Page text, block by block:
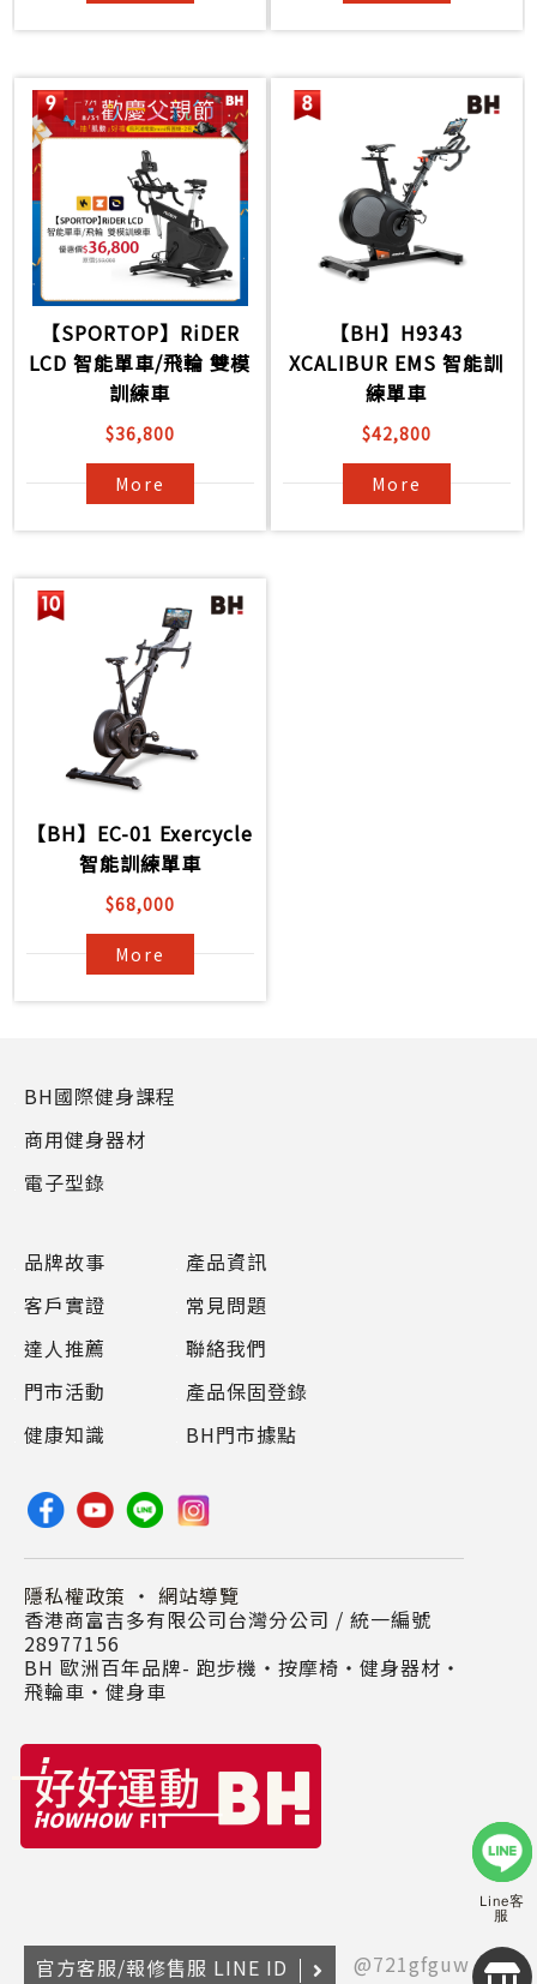
Line客
服
【SPORTOP】RiDER
LCD 智能單車/飛輪 雙模
訓練車
$36,800
More
【BH】H9343
XCALIBUR EMS 智能訓
練單車
$42,800
More
【BH】EC-01 Exercycle
智能訓練單車
$68,000
More
品牌故事
客戶實證
達人推薦
門市活動
健康知識
產品資訊
常見問題
聯絡我們
產品保固登錄
BH門市據點
BH國際健身課程
商用健身器材
電子型錄
隱私權政策 ・ 網站導覽
香港商富吉多有限公司台灣分公司 / 統一編號
28977156
BH 歐洲百年品牌- 跑步機‧按摩椅‧健身器材‧
飛輪車‧健身車
官方客服/報修售服 LINE ID @721gfguw